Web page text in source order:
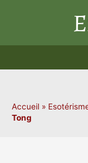
Accueil »
Tong